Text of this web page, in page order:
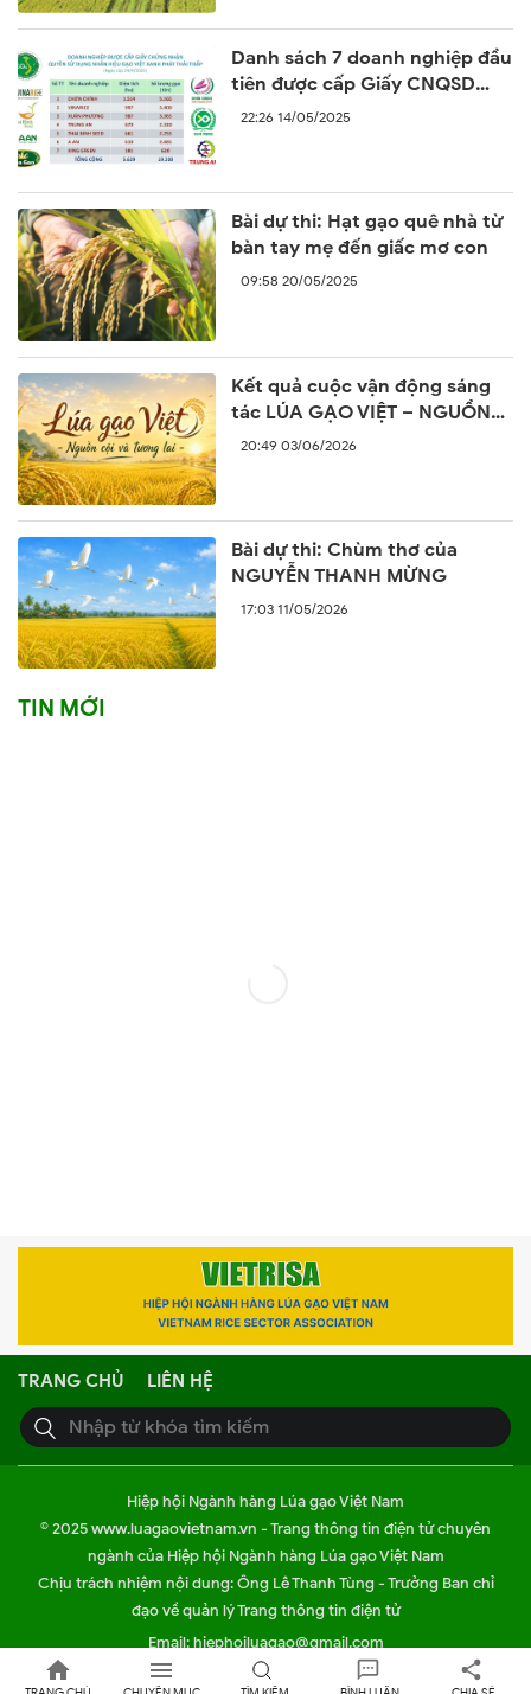
Danh sách 7 doanh nghiệp đầu
tiên được cấp Giấy CNQSD
nhãn hiệu “Gạo Việt xanh phát
22:26 14/05/2025
Bài dự thi: Hạt gạo quê nhà từ
bàn tay mẹ đến giấc mơ con
09:58 20/05/2025
Kết quả cuộc vận động sáng
tác LÚA GẠO VIỆT – NGUỒN
CỘI VÀ TƯƠNG LAI
20:49 03/06/2026
Bài dự thi: Chùm thơ của
NGUYỄN THANH MỪNG
17:03 11/05/2026
TIN MỚI
TRANG CHỦ LIÊN HỆ
Hiệp hội Ngành hàng Lúa gạo Việt Nam
© 2025 www.luagaovietnam.vn - Trang thông tin điện tử chuyên
ngành của Hiệp hội Ngành hàng Lúa gạo Việt Nam
Chịu trách nhiệm nội dung: Ông Lê Thanh Tùng - Trưởng Ban chỉ
đạo về quản lý Trang thông tin điện tử
Email: hiephoiluagao@gmail.com
Đường dây nóng: Nhà báo Lê Thiếu Nhơn - 090.393.55.35